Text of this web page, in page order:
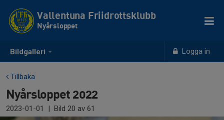
Bildgalleri Logga in
Vallentuna Friidrottsklubb
Nyårsloppet
Tillbaka
Nyårsloppet 2022
2023-01-01 | Bild 20 av 61